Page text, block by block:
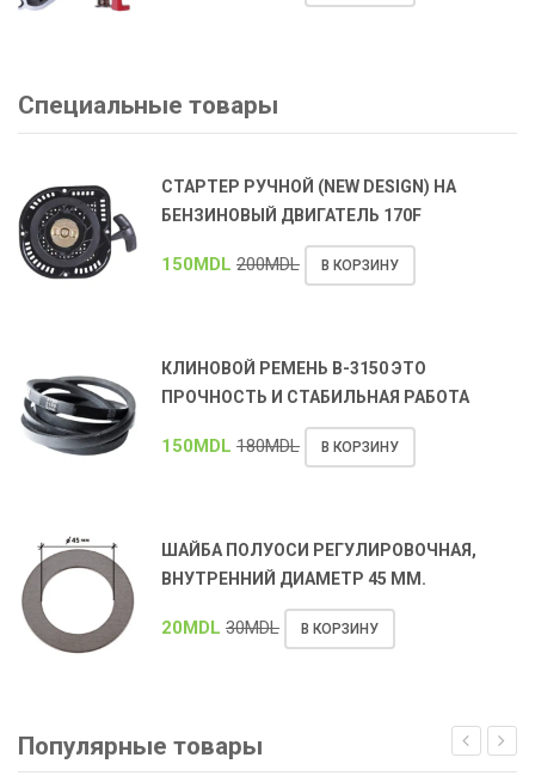
Специальные товары
СТАРТЕР РУЧНОЙ (NEW DESIGN) НА
БЕНЗИНОВЫЙ ДВИГАТЕЛЬ 170F
150MDL 200MDL В КОРЗИНУ
КЛИНОВОЙ РЕМЕНЬ В-3150 ЭТО
ПРОЧНОСТЬ И СТАБИЛЬНАЯ РАБОТА
150MDL 180MDL В КОРЗИНУ
ШАЙБА ПОЛУОСИ РЕГУЛИРОВОЧНАЯ,
ВНУТРЕННИЙ ДИАМЕТР 45 ММ.
20MDL 30MDL В КОРЗИНУ
Популярные товары